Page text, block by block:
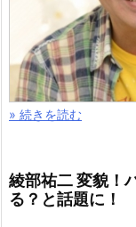
» 続きを読む
綾部祐二 変貌！
る？と話題に！